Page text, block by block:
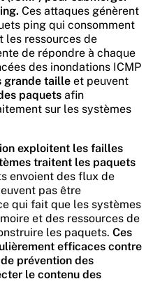
Ces attaques génèrent
ping qui consomment
les ressources de
de répondre à chaque
des inondations ICMP
grande taille et peuvent
paquets afin
sur les systèmes
exploitent les failles
traitent les paquets
envoient des flux de
pas être
qui fait que les systèmes
et des ressources de
les paquets. Ces
efficaces contre
prévention des
le contenu des